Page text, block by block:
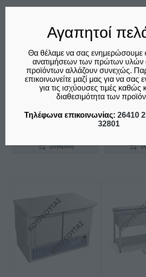
ΣΥΝΤΗΡΗΣΕΩΣ ΜΕ
ΨΥΚΤΙΚΟ
ΜΗΧΑΝΗΜΑ ΣΕΙΡΑ 70
ΜΕ ΠΟΡΤΕΣ GN
755,00 – €1.350,00Price
range:
€755,00
through
€1.350,00
δεν συμπεριλαμβάνεται ο
σελίδα
προϊόντος
Σύγκριση
INOVA520
SUBZERO
€1.015,00
δεν
το
παραλλαγές.
προϊόν
έχει
παραλλαγές.
Αγαπητοί
Θα θέλαμε να σας ενημερώσουμε
ανατιμήσεων των πρώτων υλών
προϊόντων αλλάζουν συνεχώς.
επικοινωνείτε μαζί μας για να
για τις ισχύουσες τιμές καθώς
διαθεσιμότητα των
Τηλέφωνα επικοινωνίας: 26410
32801